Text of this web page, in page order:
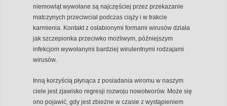
niemowląt wywołane są najczęściej przez przekazanie
matczynych przeciwciał podczas ciąży i w trakcie
karmienia. Kontakt z osłabionymi formami wirusów działa
jak szczepionka przeciwko możliwym, późniejszym
infekcjom wywołanymi bardziej wirulentnymi rodzajami
wirusów.
Inną korzyścią płynąca z posiadania wiromu w naszym
ciele jest zjawisko regresji rozwoju nowotworów. Może się
ono pojawić, gdy jest zbieżne w czasie z wystąpieniem